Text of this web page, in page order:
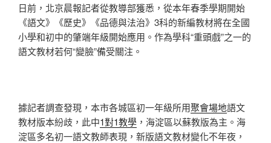
日前，北京晨報記者從教導部獲悉，從本年春季學期開始
《語文》《歷史》《品德與法治》3科的新編教材將在全國
小學和初中的肇端年級開始應用。作為學科“重頭戲”之一的
語文教材若何“變臉”備受關注。
據記者調查發現，本市各城區初一年級所用聚會場地語文
教材版本紛歧，此中1對1教學 ，海淀區以蘇教版為主。海
淀區多名初一語文教師表現，新版語文教材變化不年夜，